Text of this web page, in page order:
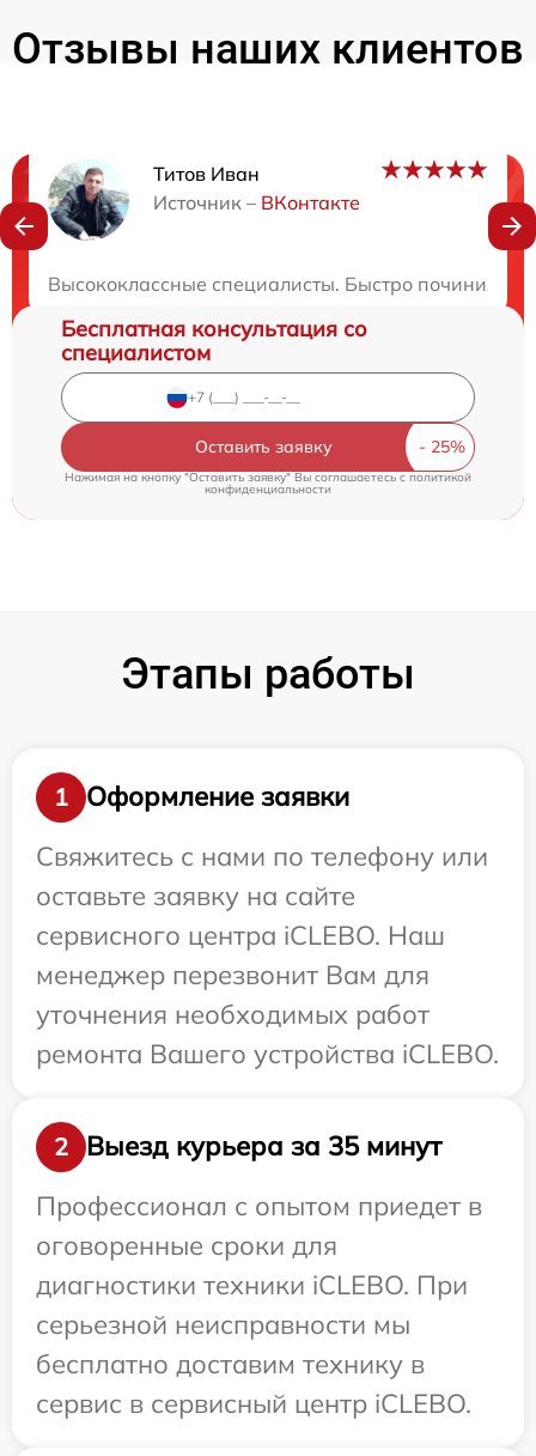
Отзывы наших клиентов
Титов Иван
Источник – ВКонтакте
Высококлассные специалисты. Быстро починили
Нужна консультация?
Бесплатная консультация со
специалистом
Оставить заявку
Нажимая на кнопку "Оставить заявку" Вы соглашаетесь cполитикой
конфиденциальности
Этапы работы
1
Оформление заявки
Свяжитесь с нами по телефону или
оставьте заявку на сайте
сервисного центра iCLEBO. Наш
менеджер перезвонит Вам для
уточнения необходимых работ
ремонта Вашего устройства iCLEBO.
2
Выезд курьера за 35 минут
Профессионал с опытом приедет в
оговоренные сроки для
диагностики техники iCLEBO. При
серьезной неисправности мы
бесплатно доставим технику в
сервис в сервисный центр iCLEBO.